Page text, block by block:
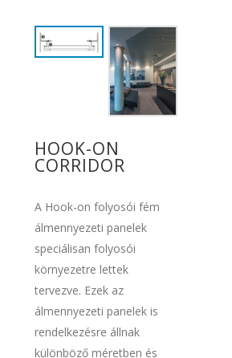
HOOK-ON
CORRIDOR
A Hook-on folyosói fém
álmennyezeti panelek
speciálisan folyosói
környezetre lettek
tervezve. Ezek az
álmennyezeti panelek is
rendelkezésre állnak
különböző méretben és